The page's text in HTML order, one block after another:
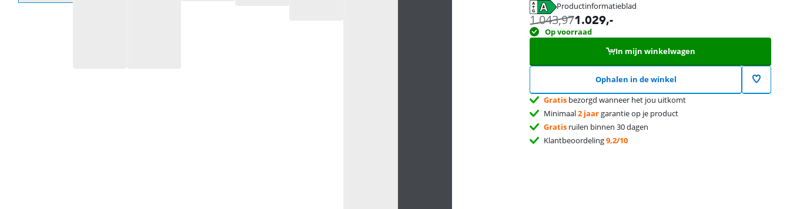
Productinformatieblad
opent in nieuw tabblad
1.043,971.029,-
Op voorraad
In mijn winkelwagen
Ophalen in de winkel
Gratis bezorgd wanneer het jou uitkomt
Minimaal2 jaargarantie op je product
Gratis ruilen binnen 30 dagen
Klantbeoordeling9,2/10